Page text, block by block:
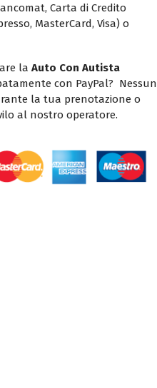
Carta di Credito
MasterCard, Visa) o
laAuto Con Autista
con PayPal? Nessun
la tua prenotazione o
al nostro operatore.